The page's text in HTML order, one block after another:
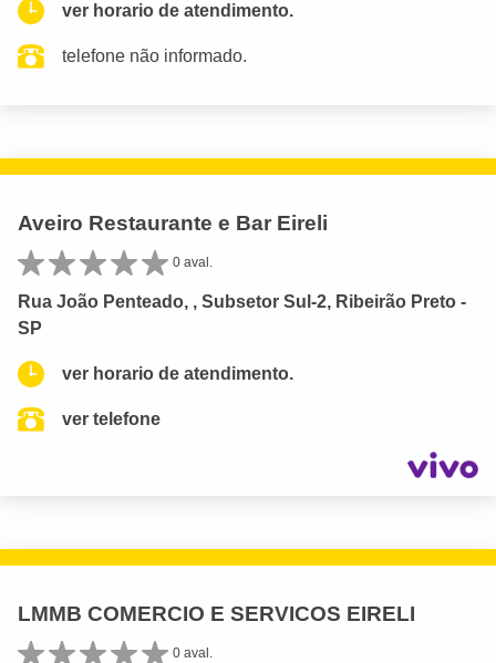
ver horario de atendimento.
telefone não informado.
Aveiro Restaurante e Bar Eireli
0 aval.
Rua João Penteado, , Subsetor Sul-2, Ribeirão Preto -
SP
ver horario de atendimento.
ver telefone
LMMB COMERCIO E SERVICOS EIRELI
0 aval.